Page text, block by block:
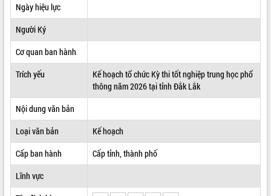
SỞ, BAN, NGÀNH
UBND CÁC XÃ, PHƯỜNG
THÔNG TIN CHỈ ĐẠO ĐIỀU HÀNH
HỆ THỐNG VĂN BẢN
VĂN BẢN HĐND TỈNH
ĐIỂM TIN VĂN BẢN
QUY HOẠCH - KẾ HOẠCH
Ngày hiệu lực
Người Ký
Cơ quan ban hành
Trích yếu
Kế hoạch tổ chức Kỳ thi tốt nghiệp trung học phổ
thông năm 2026 tại tỉnh Đắk Lắk
Nội dung văn bản
Loại văn bản
Kế hoạch
Cấp ban hành
Cấp tỉnh, thành phố
Lĩnh vực